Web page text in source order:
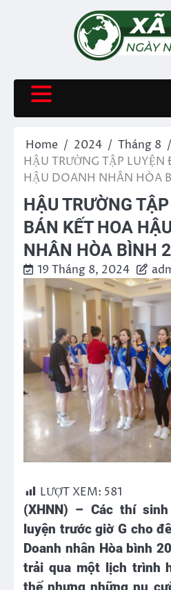
Home 2024 Tháng 8
HẬU TRƯỜNG TẬP
HẬU DOANH NHÂN HÒA
HẬU TRƯỜNG
BÁN KẾT HOA
NHÂN HÒA BÌNH
19 Tháng 8, 2024
LƯỢT XEM: 581
(XHNN) – Các thí
luyện trước giờ G cho
Doanh nhân Hòa bình
trải qua một lịch trình